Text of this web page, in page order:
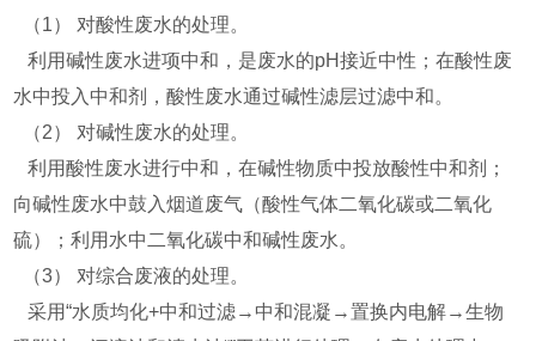
（1） 对酸性废水的处理。
利用碱性废水进项中和，是废水的pH接近中性；在酸性废
水中投入中和剂，酸性废水通过碱性滤层过滤中和。
（2） 对碱性废水的处理。
利用酸性废水进行中和，在碱性物质中投放酸性中和剂；
向碱性废水中鼓入烟道废气（酸性气体二氧化碳或二氧化
硫）；利用水中二氧化碳中和碱性废水。
（3） 对综合废液的处理。
采用“水质均化+中和过滤→中和混凝→置换内电解→生物